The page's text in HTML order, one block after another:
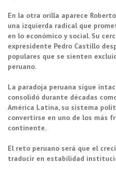
En la otra orilla aparece
una izquierda radical que
en lo económico y social. Su
expresidente Pedro Castillo
populares que se sienten
peruano.
La paradoja peruana sigue
consolidó durante décadas
América Latina, su sistema
convertirse en uno de los más
continente.
El reto peruano será que el
traducir en estabilidad